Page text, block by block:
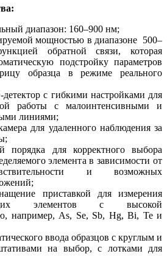
диапазон: 160–900 нм;
мощностью в диапазоне 500–
обратной связи, которая
подстройку параметров
образца в режиме реального
с гибкими настройками для
работы с малоинтенсивными и
линиями;
для удаленного наблюдения за
порядка для корректного выбора
элемента в зависимости от
и возможных
приставкой для измерения
элементов с высокой
например, As, Se, Sb, Hg, Bi, Te и
ввода образцов с круглым и
на выбор, с лотками для